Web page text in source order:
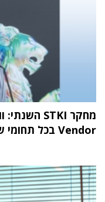
Vendor בכל תחומי שוק ה-IT